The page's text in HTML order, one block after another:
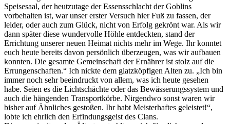
Speisesaal, der heutzutage der Essensschlacht der Goblins
vorbehalten ist, war unser erster Versuch hier Fuß zu fassen, der
leider, oder auch zum Glück, nicht von Erfolg gekrönt war. Als wir
dann später diese wundervolle Höhle entdeckten, stand der
Errichtung unserer neuen Heimat nichts mehr im Wege. Ihr konntet
euch heute bereits davon persönlich überzeugen, was wir aufbauen
konnten. Die gesamte Gemeinschaft der Ernährer ist stolz auf die
Errungenschaften.“ Ich nickte dem glatzköpfigen Alten zu. „Ich bin
immer noch sehr beeindruckt von allem, was ich heute gesehen
habe. Seien es die Lichtschächte oder das Bewässerungssystem und
auch die hängenden Transportkörbe. Nirgendwo sonst waren wir
bisher auf Ähnliches gestoßen. Ihr habt Meisterhaftes geleistet!“,
lobte ich ehrlich den Erfindungsgeist des Clans.